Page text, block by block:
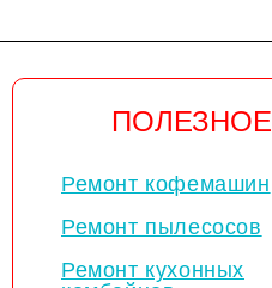
ПОЛЕЗНОЕ
Ремонт кофемашин
Ремонт пылесосов
Ремонт кухонных